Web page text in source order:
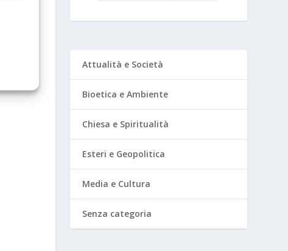
Attualità e Società
Bioetica e Ambiente
Chiesa e Spiritualità
Esteri e Geopolitica
Media e Cultura
Senza categoria